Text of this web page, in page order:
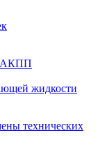
АКПП
жидкости
технических